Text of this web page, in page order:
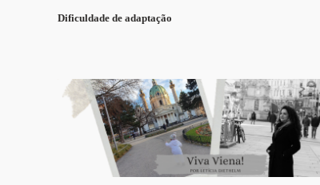
Dificuldade de adaptação